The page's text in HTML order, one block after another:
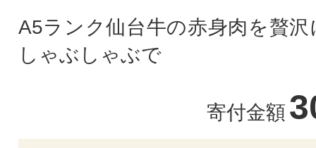
A5ランク仙台牛の赤身肉を贅
しゃぶしゃぶで
寄付金額